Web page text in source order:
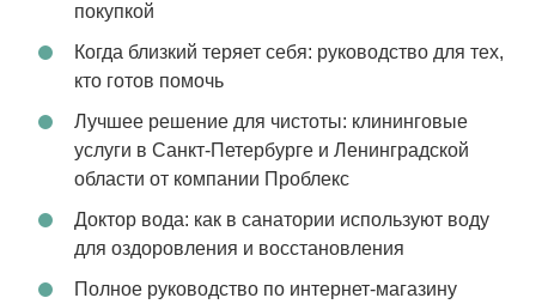
покупкой
Когда близкий теряет себя: руководство для тех,
кто готов помочь
Лучшее решение для чистоты: клининговые
услуги в Санкт-Петербурге и Ленинградской
области от компании Проблекс
Доктор вода: как в санатории используют воду
для оздоровления и восстановления
Полное руководство по интернет-магазину